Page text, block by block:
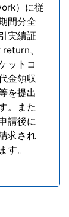
）に従
間分全
実績証
、
ットコ
金領収
を提出
。また
請後に
求され
す。